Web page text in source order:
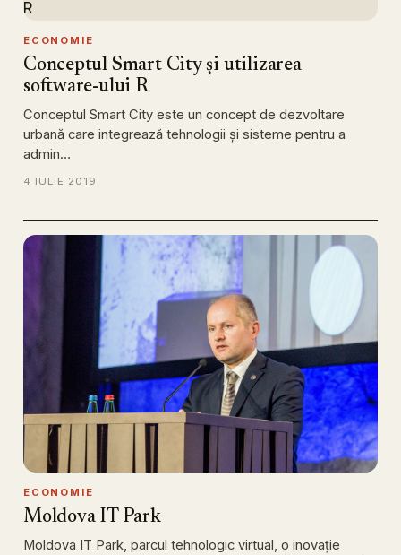
ECONOMIE
Conceptul Smart City și utilizarea
software-ului R
Conceptul Smart City este un concept de dezvoltare
urbană care integrează tehnologii și sisteme pentru a
admin…
4 IULIE 2019
ECONOMIE
Moldova IT Park
Moldova IT Park, parcul tehnologic virtual, o inovație